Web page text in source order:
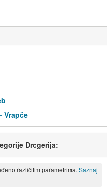
Vrapče
Drogerija:
različitim parametrima. Saznaj